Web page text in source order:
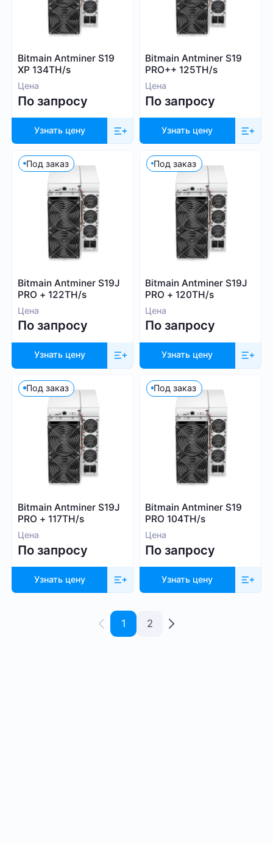
Sia (SC)
ScPrime (SCP)
Monacoin (MONA)
MWC-CT31 (MWC)
Radiant (RXD)
Bitcoin SV (BSV)
Monero (XMR)
Bitmain
Whatsminer
Iceriver
Innosilicon
iPollo
iBeLink
Ebang
Применить фильтры
Bitmain Antminer S19
XP 134TH/s
Цена
По запросу
Узнать цену
Bitmain Antminer S19
PRO++ 125TH/s
Цена
По запросу
Узнать цену
Под заказ
Bitmain Antminer S19J
PRO + 122TH/s
Цена
По запросу
Узнать цену
Под заказ
Bitmain Antminer S19J
PRO + 120TH/s
Цена
По запросу
Узнать цену
Под заказ
Bitmain Antminer S19J
PRO + 117TH/s
Цена
По запросу
Узнать цену
Под заказ
Bitmain Antminer S19
PRO 104TH/s
Цена
По запросу
Узнать цену
1 2